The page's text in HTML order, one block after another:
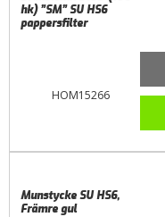
HOM15266
hk) ”SM” SU HS6
pappersfilter
Munstycke SU HS6,
Främre gul